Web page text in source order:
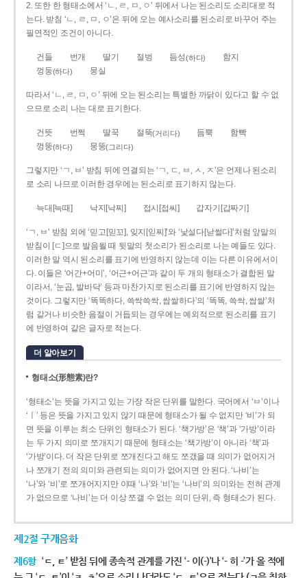
2. 또한 한 형태소에서 ‘ㄴ, ㄹ, ㅁ, ㅇ’ 뒤에서 나는 된소리도 소리대로 적
는다. 받침 ‘ㄴ, ㄹ, ㅁ, ㅇ’은 뒤에 오는 예사소리를 된소리로 바꾸어 주는
필연적인 조건이 아니다.
건들 번개 딸기 절벙 듬성(하다)
함지
껑둥(하다) 뭉실
따라서 ‘ㄴ, ㄹ, ㅁ, ㅇ’ 뒤에 오는 된소리는 특별한 까닭이 있다고 할 수 없
으므로 소리 나는 대로 표기한다.
건뜻 번쩍 딸꾹 절뚝(거리다) 듬뿍
함빡
껑뚱(하다) 뭉뚱(그리다)
그렇지만 ‘ㄱ, ㅂ’ 받침 뒤에 연결되는 ‘ㄱ, ㄷ, ㅂ, ㅅ, ㅈ’은 언제나 된소리
로 소리 나므로 이러한 경우에는 된소리로 표기하지 않는다.
늑대[늑때] 낙지[낙찌] 접시[접씨] 갑자기[갑짜기]
‘ㄱ, ㅂ’ 받침 외에 ‘믿고[믿꼬], 잊지[읻찌]’와 ‘낯설다[낟썰다]’처럼 앞말의
받침이 [ㄷ]으로 발음될 때 뒷말의 첫소리가 된소리로 나는 예들도 있다.
이러한 말 역시 된소리를 표기에 반영하지 않는데 이는 다른 이유에서이
다. 이들은 ‘어간+어미’, ‘어근+어근’과 같이 두 개의 형태소가 결합된 말
이라서, ‘눈곱, 발바닥’ 등과 마찬가지로 된소리를 표기에 반영하지 않는
것이다. 그렇지만 ‘똑똑하다, 쓱싹쓱싹, 쌉쌀하다’의 ‘똑똑, 쓱싹, 쌉쌀’처
럼 같거나 비슷한 음절이 거듭되는 경우에는 예외적으로 된소리를 표기
에 반영하여 같은 글자로 적는다.
더 알아보기
형태소(形態素)란?
‘형태소’는 뜻을 가지고 있는 가장 작은 단위를 말한다. 국어에서 ‘ㅂ’이나
‘ㅣ’ 등은 뜻을 가지고 있지 않기 때문에 형태소가 될 수 없지만 ‘비’가 되
면 뜻을 이루는 최소 단위인 형태소가 된다. ‘책가방’은 ‘책’과 ‘가방’이라
는 두 가지 의미로 쪼개지기 때문에 형태소는 ‘책가방’이 아니라 ‘책’과
‘가방’이다. 더 작은 단위로 쪼개진다고 해도 쪼갰을 때 의미가 없어지거
나 쪼개기 전의 의미와 관련되는 의미가 없어지면 안 된다. ‘나비’는
‘나’와 ‘비’로 쪼개어지지만 이때 ‘나’와 ‘비’는 ‘나비’의 의미와는 전혀 관계
가 없으므로 ‘나비’는 더 이상 쪼갤 수 없는 의미 단위, 즉 형태소가 된다.
제2절 구개음화
제6항 ‘ㄷ, ㅌ’ 받침 뒤에 종속적 관계를 가진 ‘- 이(-)’나 ‘- 히 -’가 올 적에